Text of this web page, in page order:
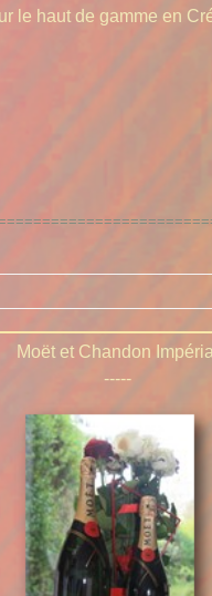
le haut de gamme en
Moët et Chandon Impérial
-----